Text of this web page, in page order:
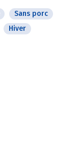
Sans porc
Hiver